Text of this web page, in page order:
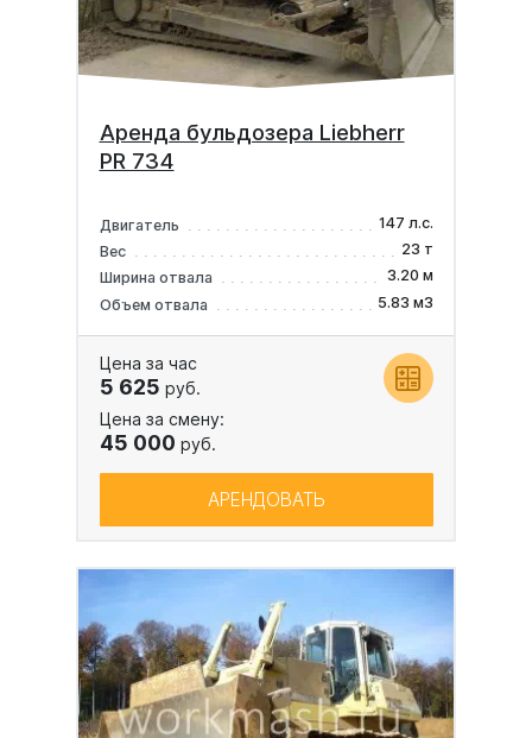
Аренда бульдозера Liebherr
PR 734
Двигатель
147 л.с.
Вес
23 т
Ширина отвала
3.20 м
Объем отвала
5.83 м3
Цена за час
5 625 руб.
Цена за смену:
45 000 руб.
АРЕНДОВАТЬ